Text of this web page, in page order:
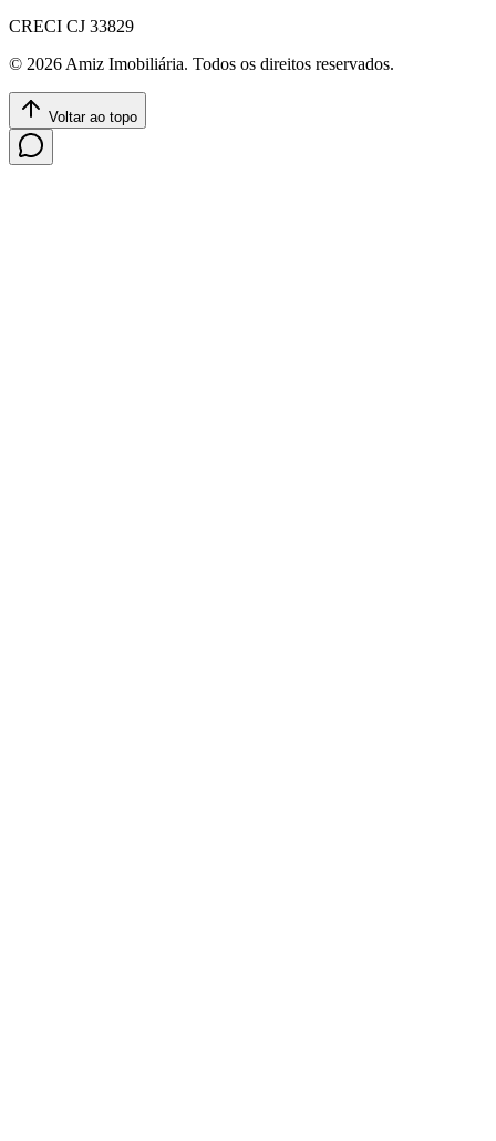
CRECI CJ 33829
© 2026Amiz Imobiliária. Todos os direitos reservados.
Voltar ao topo